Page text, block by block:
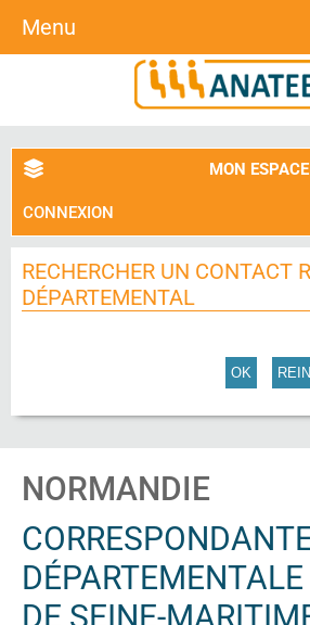
MON ESPACE
CONNEXION
RECHERCHER UN CONTACT
DÉPARTEMENTAL
OK
NORMANDIE
DE SEINE-
Menu